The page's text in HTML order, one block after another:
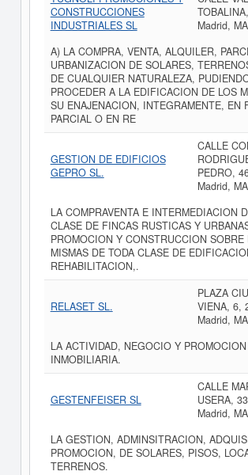
CONSTRUCCIONES
INDUSTRIALES SL
Madrid,
A) LA COMPRA, VENTA, ALQUILER,
URBANIZACION DE SOLARES,
DE CUALQUIER NATURALEZA,
PROCEDER A LA EDIFICACION DE LOS
SU ENAJENACION, INTEGRAMENTE, EN
PARCIAL O EN RE
GESTION DE EDIFICIOS
GEPRO SL.
CALLE
PEDRO,
Madrid,
LA COMPRAVENTA E INTERMEDIACION
CLASE DE FINCAS RUSTICAS Y
PROMOCION Y CONSTRUCCION SOBRE
MISMAS DE TODA CLASE DE
REHABILITACION,.
RELASET SL.
PLAZA
VIENA, 6,
Madrid,
LA ACTIVIDAD, NEGOCIO Y PROMOCION
INMOBILIARIA.
GESTENFEISER SL
CALLE
USERA,
Madrid,
LA GESTION, ADMINSITRACION,
PROMOCION, DE SOLARES, PISOS,
TERRENOS.